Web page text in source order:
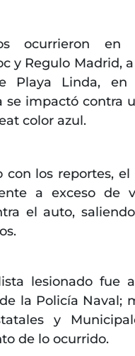
ocurrieron en
y Regulo Madrid,
Playa Linda, en
se impactó contra
color azul.
con los reportes,
a exceso de
el auto,
lesionado fue
la Policía Naval;
y
de lo ocurrido.